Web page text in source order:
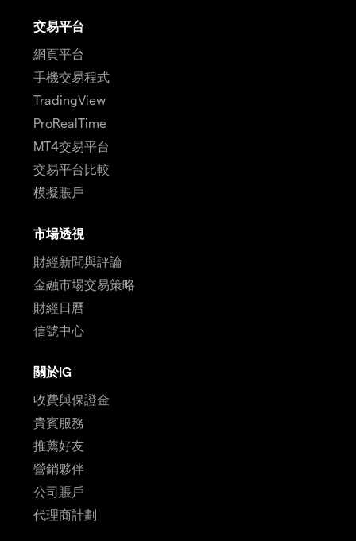
交易平台
網頁平台
手機交易程式
TradingView
ProRealTime
MT4交易平台
交易平台比較
模擬賬戶
市場透視
財經新聞與評論
金融市場交易策略
財經日曆
信號中心
關於IG
收費與保證金
貴賓服務
推薦好友
營銷夥伴
公司賬戶
代理商計劃